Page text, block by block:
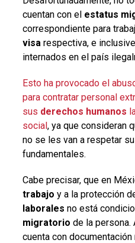
cuentan con el estatus
correspondiente para
visa respectiva, e
internados en el país
Esto ha provocado el
para contratar personal
sus derechos humanos
social, ya que consideran
no se les van a respetar
fundamentales.
Cabe precisar, que en
trabajo y a la protección
laborales no está
migratorio de la persona.
cuenta con